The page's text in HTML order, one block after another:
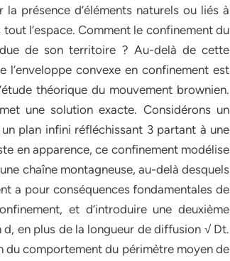
la présence d’éléments naturels ou liés à
l’espace. Comment le confinement du
de son territoire ? Au-delà de cette
convexe en confinement est
théorique du mouvement brownien.
une solution exacte. Considérons un
plan infini réfléchissant 3 partant à une
en apparence, ce confinement modélise
chaîne montagneuse, au-delà desquels
a pour conséquences fondamentales de
et d’introduire une deuxième
en plus de la longueur de diffusion √ Dt.
du comportement du périmètre moyen de